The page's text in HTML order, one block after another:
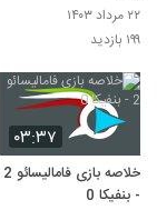
۲۲ مرداد ۱۴۰۳
۱۹۹ بازدید
۰۳:۳۷
خلاصه بازی فامالیسائو 2
- بنفیکا 0